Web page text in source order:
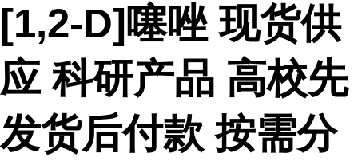
[1,2-D]噻唑 现货供
应 科研产品 高校先
发货后付款 按需分